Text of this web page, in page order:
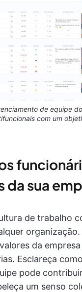
de equipe
com um
da sua
de trabalho
da empresa
Esclareça
pode
um senso